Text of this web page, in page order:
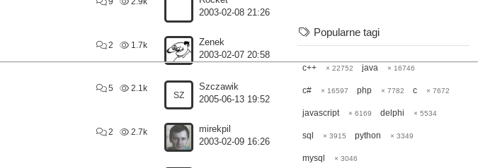
2003-02-08 21:26
2 1.7k
Zenek
2003-02-07 20:58
5 2.1k
SZ
Szczawik
2005-06-13 19:52
2 2.7k
mirekpil
2003-02-09 16:26
Popularne tagi
c++ × 22752 java × 16746
c# × 16597 php × 7782 c × 7672
javascript × 6169 delphi × 5534
sql × 3915 python × 3349
mysql × 3046